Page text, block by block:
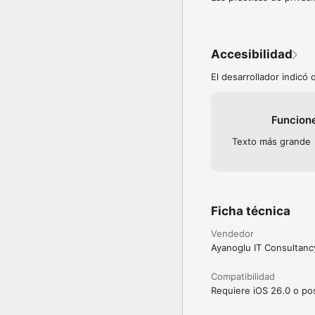
PROLOCA PRO
Desbloquee Cuentas
riesgo, filtros
experiencia principal
Política de privacidad:
Accesibilidad
El desarrollador indicó
Texto más grande
Ficha técnica
Vendedor
Ayanoglu IT
Compatibilidad
Requiere iOS 26.0 o